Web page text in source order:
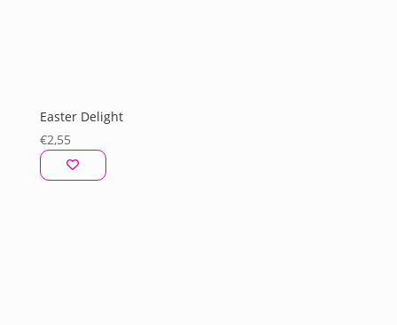
Easter Delight
€2,55